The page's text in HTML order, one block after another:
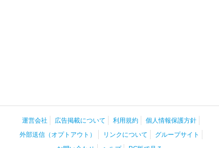
運営会社 広告掲載について 利用規約
個人情報保護方針
外部送信（オプトアウト）
リンクについて
グループサイト